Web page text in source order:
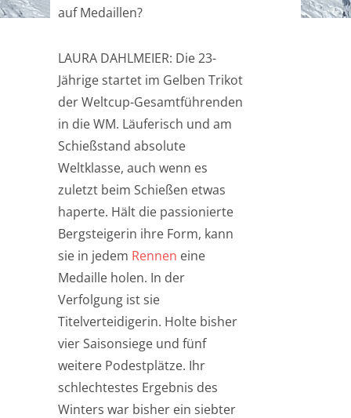
auf Medaillen?
LAURA DAHLMEIER: Die 23-
Jährige startet im Gelben Trikot
der Weltcup-Gesamtführenden
in die WM. Läuferisch und am
Schießstand absolute
Weltklasse, auch wenn es
zuletzt beim Schießen etwas
haperte. Hält die passionierte
Bergsteigerin ihre Form, kann
sie in jedem Rennen eine
Medaille holen. In der
Verfolgung ist sie
Titelverteidigerin. Holte bisher
vier Saisonsiege und fünf
weitere Podestplätze. Ihr
schlechtestes Ergebnis des
Winters war bisher ein siebter